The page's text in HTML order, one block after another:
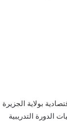
بولاية الجزيرة
الدورة التدريبية